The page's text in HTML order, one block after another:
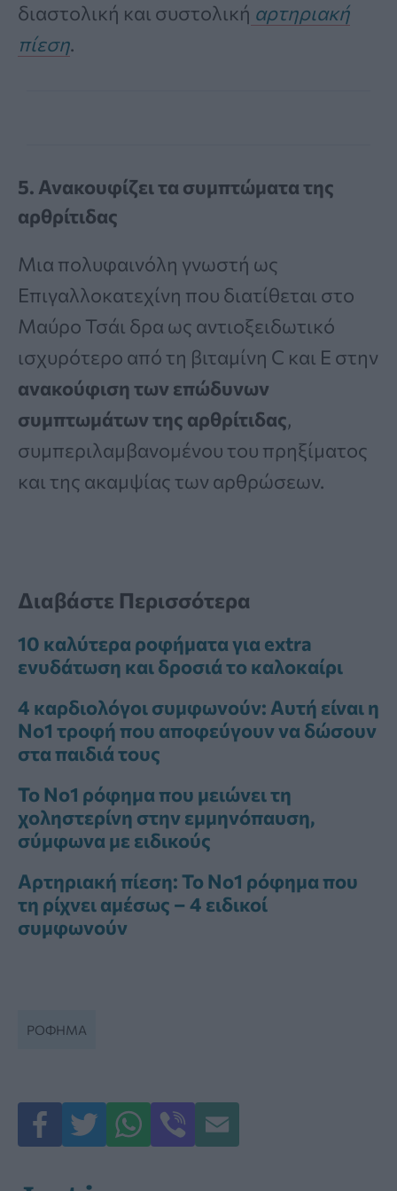
διαστολική και συστολική αρτηριακή
πίεση.
5. Ανακουφίζει τα συμπτώματα της
αρθρίτιδας
Μια πολυφαινόλη γνωστή ως
Επιγαλλοκατεχίνη που διατίθεται στο
Μαύρο Τσάι δρα ως αντιοξειδωτικό
ισχυρότερο από τη βιταμίνη C και Ε στην
ανακούφιση των επώδυνων
συμπτωμάτων της αρθρίτιδας,
συμπεριλαμβανομένου του πρηξίματος
και της ακαμψίας των αρθρώσεων.
Διαβάστε Περισσότερα
10 καλύτερα ροφήματα για extra
ενυδάτωση και δροσιά το καλοκαίρι
4 καρδιολόγοι συμφωνούν: Αυτή είναι η
Νο1 τροφή που αποφεύγουν να δώσουν
στα παιδιά τους
Το Νο1 ρόφημα που μειώνει τη
χοληστερίνη στην εμμηνόπαυση,
σύμφωνα με ειδικούς
Αρτηριακή πίεση: Το Νο1 ρόφημα που
τη ρίχνει αμέσως – 4 ειδικοί
συμφωνούν
ΡΌΦΗΜΑ